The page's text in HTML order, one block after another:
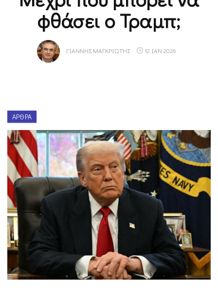
φθάσει ο Τραμπ;
ΓΙΆΝΝΗΣ ΜΑΓΚΡΙΏΤΗΣ 12 ΙΑΝ 2026
ΆΡΘΡΑ